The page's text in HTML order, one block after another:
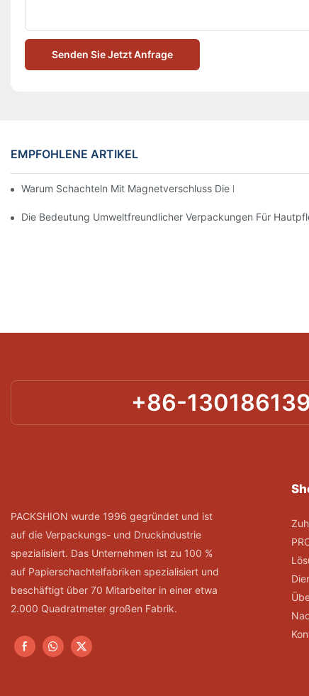
Senden Sie Jetzt Anfrage
EMPFOHLENE ARTIKEL
Warum Schachteln Mit Magnetverschluss Die Beste Wahl Für
Die Bedeutung Umweltfreundlicher Verpackungen Für
+86-
PACKSHION wurde 1996 gegründet und ist
auf die Verpackungs- und Druckindustrie
spezialisiert. Das Unternehmen ist zu 100 %
auf Papierschachtelfabriken spezialisiert und
beschäftigt über 70 Mitarbeiter in einer etwa
2.000 Quadratmeter großen Fabrik.